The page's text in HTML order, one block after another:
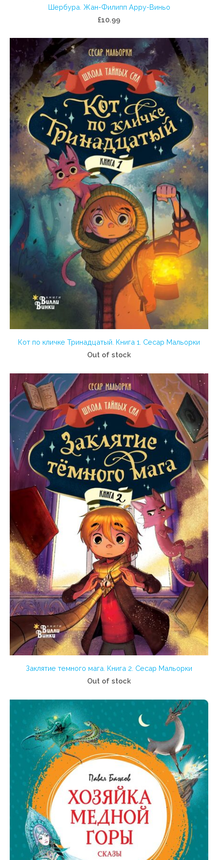
Шербура. Жан-Филипп Арру-Виньо
£10.99
Кот по кличке Тринадцатый. Книга 1. Сесар Мальорки
Out of stock
Заклятие темного мага. Книга 2. Сесар Мальорки
Out of stock